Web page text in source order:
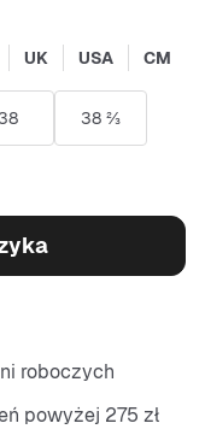
UK USA CM
38 ⅔
roboczych
powyżej 275 zł